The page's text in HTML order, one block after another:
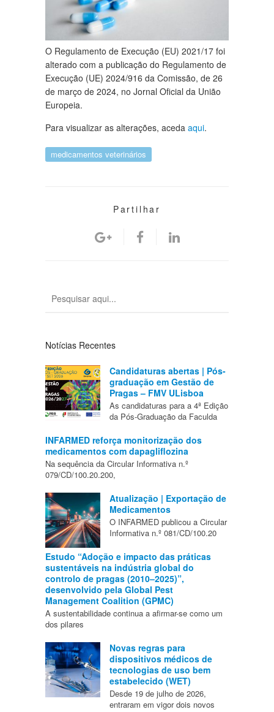
O Regulamento de Execução (EU) 2021/17 foi
alterado com a publicação do Regulamento de
Execução (UE) 2024/916 da Comissão, de 26
de março de 2024, no Jornal Oficial da União
Europeia.
Para visualizar as alterações, aceda aqui.
medicamentos veterinários
Partilhar
Notícias Recentes
Candidaturas abertas | Pós-
graduação em Gestão de
Pragas – FMV ULisboa
As candidaturas para a 4ª Edição
da Pós-Graduação da Faculda
INFARMED reforça monitorização dos
medicamentos com dapagliflozina
Na sequência da Circular Informativa n.º
079/CD/100.20.200,
Atualização | Exportação de
Medicamentos
O INFARMED publicou a Circular
Informativa n.º 081/CD/100.20
Estudo “Adoção e impacto das práticas
sustentáveis na indústria global do
controlo de pragas (2010–2025)”,
desenvolvido pela Global Pest
Management Coalition (GPMC)
A sustentabilidade continua a afirmar-se como um
dos pilares
Novas regras para
dispositivos médicos de
tecnologias de uso bem
estabelecido (WET)
Desde 19 de julho de 2026,
entraram em vigor dois novos